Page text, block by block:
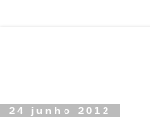
24 junho 2012